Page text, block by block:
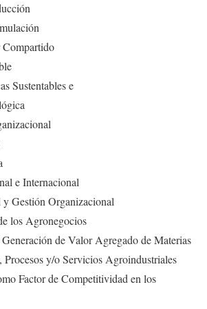
Sustentables e
e Internacional
Gestión Organizacional
los Agronegocios
de Valor Agregado de Materias
Procesos y/o Servicios Agroindustriales
Factor de Competitividad en los